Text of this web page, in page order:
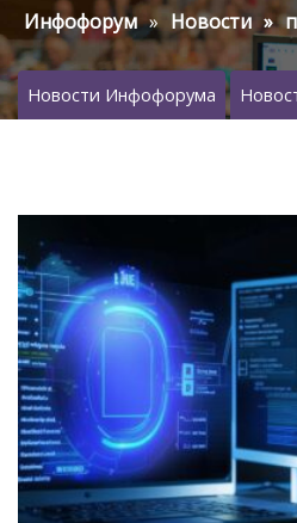
Инфофорум Новости
Новости Инфофорума